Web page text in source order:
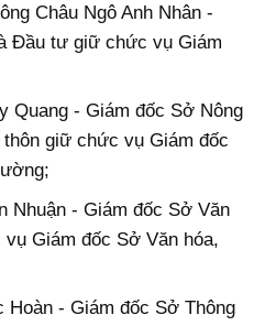
Châu Ngô Anh Nhân -
Đầu tư giữ chức vụ Giám
Quang - Giám đốc Sở Nông
giữ chức vụ Giám đốc
Nhuận - Giám đốc Sở Văn
Giám đốc Sở Văn hóa,
Hoàn - Giám đốc Sở Thông